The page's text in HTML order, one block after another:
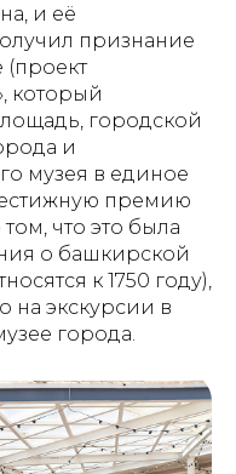
и её
признание
который
городской
и
музея в единое
премию
что это была
о башкирской
к 1750 году),
на экскурсии в
города.